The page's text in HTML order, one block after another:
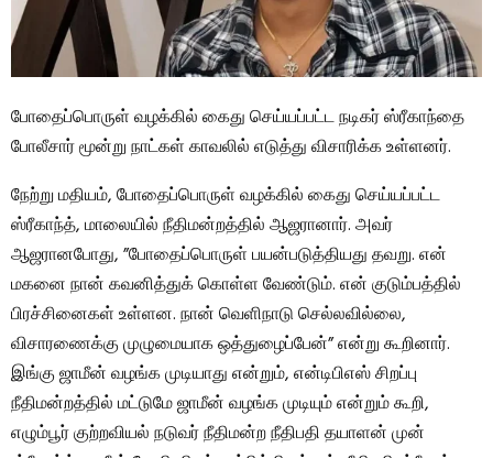
போதைப்பொருள் வழக்கில் கைது செய்யப்பட்ட நடிகர் ஸ்ரீகாந்தை
போலீசார் மூன்று நாட்கள் காவலில் எடுத்து விசாரிக்க உள்ளனர்.
நேற்று மதியம், போதைப்பொருள் வழக்கில் கைது செய்யப்பட்ட
ஸ்ரீகாந்த், மாலையில் நீதிமன்றத்தில் ஆஜரானார். அவர்
ஆஜரானபோது, ​​”போதைப்பொருள் பயன்படுத்தியது தவறு. என்
மகனை நான் கவனித்துக் கொள்ள வேண்டும். என் குடும்பத்தில்
பிரச்சினைகள் உள்ளன. நான் வெளிநாடு செல்லவில்லை,
விசாரணைக்கு முழுமையாக ஒத்துழைப்பேன்” என்று கூறினார்.
இங்கு ஜாமீன் வழங்க முடியாது என்றும், என்டிபிஎஸ் சிறப்பு
நீதிமன்றத்தில் மட்டுமே ஜாமீன் வழங்க முடியும் என்றும் கூறி,
எழும்பூர் குற்றவியல் நடுவர் நீதிமன்ற நீதிபதி தயாளன் முன்